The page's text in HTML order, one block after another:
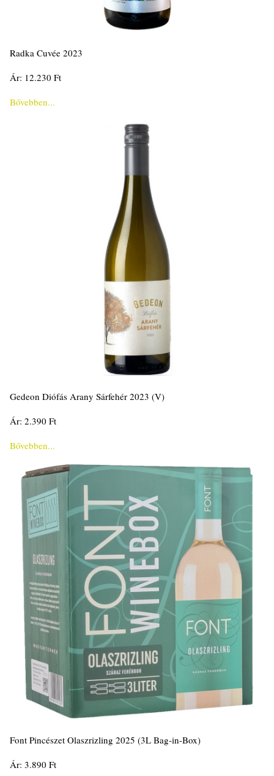
Radka Cuvée 2023
Ár: 12.230 Ft
Bővebben...
Gedeon Diófás Arany Sárfehér 2023 (V)
Ár: 2.390 Ft
Bővebben...
Font Pincészet Olaszrizling 2025 (3L Bag-in-Box)
Ár: 3.890 Ft